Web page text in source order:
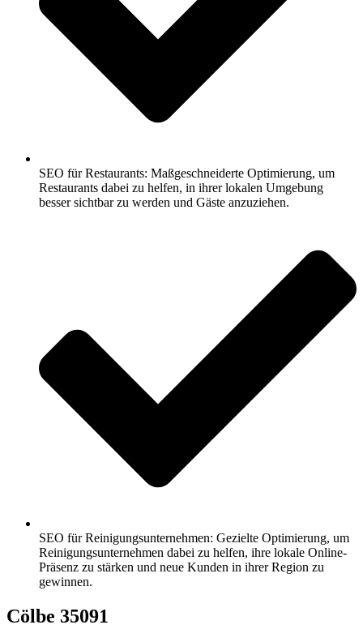
SEO für Restaurants: Maßgeschneiderte Optimierung, um
Restaurants dabei zu helfen, in ihrer lokalen Umgebung
besser sichtbar zu werden und Gäste anzuziehen.
SEO für Reinigungsunternehmen: Gezielte Optimierung, um
Reinigungsunternehmen dabei zu helfen, ihre lokale Online-
Präsenz zu stärken und neue Kunden in ihrer Region zu
gewinnen.
Cölbe 35091